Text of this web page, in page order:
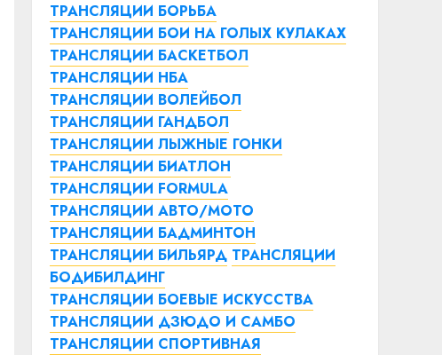
ТРАНСЛЯЦИИ БОРЬБА
ТРАНСЛЯЦИИ БОИ НА ГОЛЫХ КУЛАКАХ
ТРАНСЛЯЦИИ БАСКЕТБОЛ
ТРАНСЛЯЦИИ НБА
ТРАНСЛЯЦИИ ВОЛЕЙБОЛ
ТРАНСЛЯЦИИ ГАНДБОЛ
ТРАНСЛЯЦИИ ЛЫЖНЫЕ ГОНКИ
ТРАНСЛЯЦИИ БИАТЛОН
ТРАНСЛЯЦИИ FORMULA
ТРАНСЛЯЦИИ АВТО/МОТО
ТРАНСЛЯЦИИ БАДМИНТОН
ТРАНСЛЯЦИИ БИЛЬЯРД ТРАНСЛЯЦИИ
БОДИБИЛДИНГ
ТРАНСЛЯЦИИ БОЕВЫЕ ИСКУССТВА
ТРАНСЛЯЦИИ ДЗЮДО И САМБО
ТРАНСЛЯЦИИ СПОРТИВНАЯ